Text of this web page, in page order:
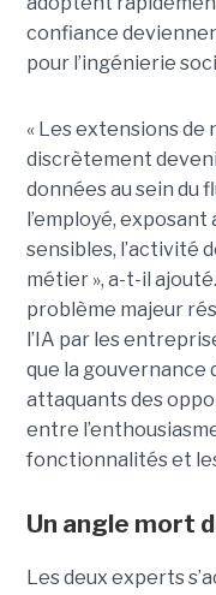
confiance
pour l’ingénierie
« Les extensions
discrètement
données au sein du
l’employé,
sensibles, l’activité
métier », a-t-il
problème majeur
l’IA par les
que la gouvernance
attaquants des
entre
fonctionnalités et
Un angle mort
Les deux experts